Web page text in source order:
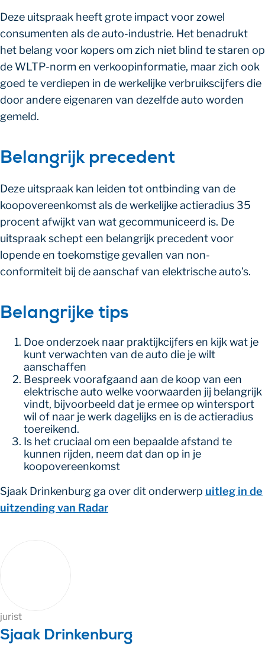
Deze uitspraak heeft grote impact voor zowel
consumenten als de auto-industrie. Het benadrukt
het belang voor kopers om zich niet blind te staren op
de WLTP-norm en verkoopinformatie, maar zich ook
goed te verdiepen in de werkelijke verbruikscijfers die
door andere eigenaren van dezelfde auto worden
gemeld.
Belangrijk precedent
Deze uitspraak kan leiden tot ontbinding van de
koopovereenkomst als de werkelijke actieradius 35
procent afwijkt van wat gecommuniceerd is. De
uitspraak schept een belangrijk precedent voor
lopende en toekomstige gevallen van non-
conformiteit bij de aanschaf van elektrische auto’s.
Belangrijke tips
Doe onderzoek naar praktijkcijfers en kijk wat je
kunt verwachten van de auto die je wilt
aanschaffen
Bespreek voorafgaand aan de koop van een
elektrische auto welke voorwaarden jij belangrijk
vindt, bijvoorbeeld dat je ermee op wintersport
wil of naar je werk dagelijks en is de actieradius
toereikend.
Is het cruciaal om een bepaalde afstand te
kunnen rijden, neem dat dan op in je
koopovereenkomst
Sjaak Drinkenburg ga over dit onderwerp uitleg in de
uitzending van Radar
jurist
Sjaak Drinkenburg